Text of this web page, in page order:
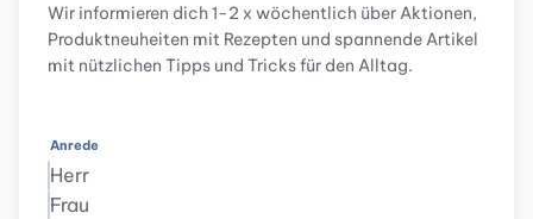
Wir informieren dich 1-2 x wöchentlich über Aktionen,
Produktneuheiten mit Rezepten und spannende Artikel
mit nützlichen Tipps und Tricks für den Alltag.
Anrede
Herr
Frau